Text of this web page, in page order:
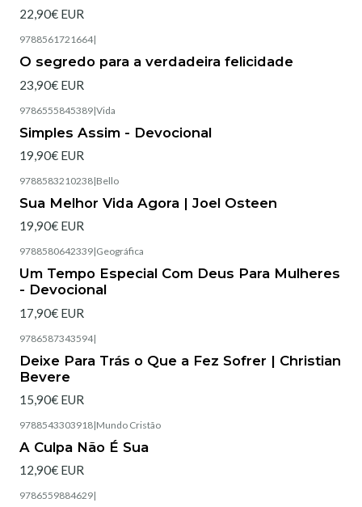
22,90€ EUR
9788561721664|
O segredo para a verdadeira felicidade
23,90€ EUR
9786555845389|Vida
Simples Assim - Devocional
19,90€ EUR
9788583210238|Bello
Sua Melhor Vida Agora | Joel Osteen
19,90€ EUR
9788580642339|Geográfica
Um Tempo Especial Com Deus Para Mulheres
- Devocional
17,90€ EUR
9786587343594|
Deixe Para Trás o Que a Fez Sofrer | Christian
Bevere
15,90€ EUR
9788543303918|Mundo Cristão
A Culpa Não É Sua
12,90€ EUR
9786559884629|